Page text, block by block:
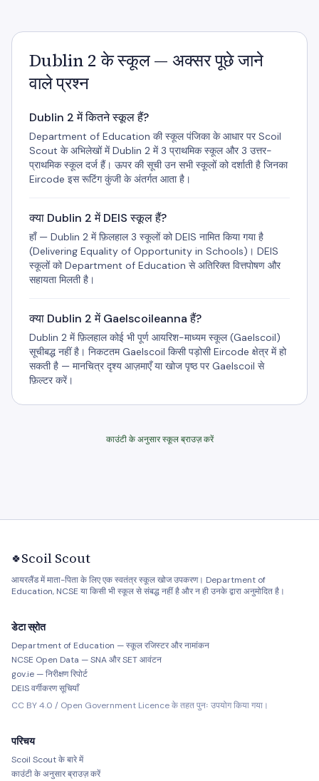
Dublin 2 के स्कूल — अक्सर पूछे जाने
वाले प्रश्न
Dublin 2 में कितने स्कूल हैं?
Department of Education की स्कूल पंजिका के आधार पर Scoil
Scout के अभिलेखों में Dublin 2 में 3 प्राथमिक स्कूल और 3 उत्तर-
प्राथमिक स्कूल दर्ज हैं। ऊपर की सूची उन सभी स्कूलों को दर्शाती है जिनका
Eircode इस रूटिंग कुंजी के अंतर्गत आता है।
क्या Dublin 2 में DEIS स्कूल हैं?
हाँ — Dublin 2 में फ़िलहाल 3 स्कूलों को DEIS नामित किया गया है
(Delivering Equality of Opportunity in Schools)। DEIS
स्कूलों को Department of Education से अतिरिक्त वित्तपोषण और
सहायता मिलती है।
क्या Dublin 2 में Gaelscoileanna हैं?
Dublin 2 में फ़िलहाल कोई भी पूर्ण आयरिश-माध्यम स्कूल (Gaelscoil)
सूचीबद्ध नहीं है। निकटतम Gaelscoil किसी पड़ोसी Eircode क्षेत्र में हो
सकती है — मानचित्र दृश्य आज़माएँ या खोज पृष्ठ पर Gaelscoil से
फ़िल्टर करें।
काउंटी के अनुसार स्कूल ब्राउज़ करें
🍀Scoil Scout
आयरलैंड में माता-पिता के लिए एक स्वतंत्र स्कूल खोज उपकरण। Department of
Education, NCSE या किसी भी स्कूल से संबद्ध नहीं है और न ही उनके द्वारा अनुमोदित है।
डेटा स्रोत
Department of Education — स्कूल रजिस्टर और नामांकन
NCSE Open Data — SNA और SET आवंटन
gov.ie — निरीक्षण रिपोर्ट
DEIS वर्गीकरण सूचियाँ
CC BY 4.0 / Open Government Licence के तहत पुनः उपयोग किया गया।
परिचय
Scoil Scout के बारे में
काउंटी के अनुसार ब्राउज़ करें